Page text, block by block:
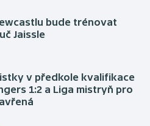
bude trénovat
Jaissle
v předkole kvalifikace
1:2 a Liga mistryň pro